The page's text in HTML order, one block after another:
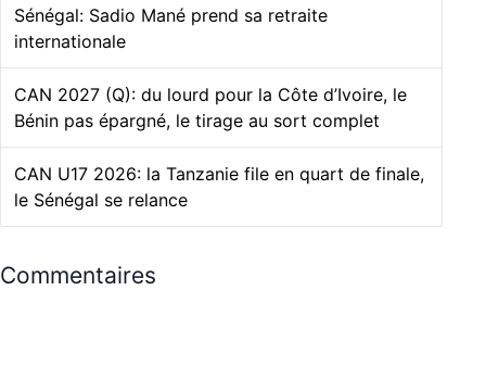
Sénégal: Sadio Mané prend sa retraite
internationale
CAN 2027 (Q): du lourd pour la Côte d’Ivoire, le
Bénin pas épargné, le tirage au sort complet
CAN U17 2026: la Tanzanie file en quart de finale,
le Sénégal se relance
Commentaires